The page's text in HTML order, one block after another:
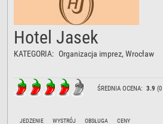
Hotel Jasek
KATEGORIA: Organizacja imprez, Wrocław
ŚREDNIA OCENA:3.9 (0
JEDZENIE WYSTRÓJ OBSŁUGA CENY